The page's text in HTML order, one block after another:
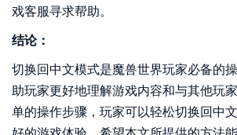
戏客服寻求帮助。
结论：
切换回中文模式是魔兽世界玩家必备的
助玩家更好地理解游戏内容和与其他玩
单的操作步骤，玩家可以轻松切换回中